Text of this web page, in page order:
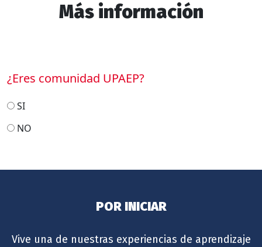
Más información
¿Eres comunidad UPAEP?
SI
NO
POR INICIAR
Vive una de nuestras experiencias de aprendizaje